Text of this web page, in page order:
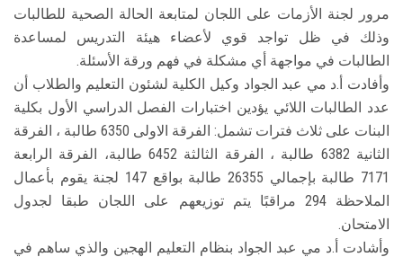
مرور لجنة الأزمات على اللجان لمتابعة الحالة الصحية للطالبات
وذلك في ظل تواجد قوي لأعضاء هيئة التدريس لمساعدة
الطالبات في مواجهة أي مشكلة في فهم ورقة الأسئلة.
وأفادت أ.د مي عبد الجواد وكيل الكلية لشئون التعليم والطلاب أن
عدد الطالبات اللائي يؤدين اختبارات الفصل الدراسي الأول بكلية
البنات على ثلاث فترات تشمل: الفرقة الاولى 6350 طالبة ، الفرقة
الثانية 6382 طالبة ، الفرقة الثالثة 6452 طالبة، الفرقة الرابعة
7171 طالبة بإجمالي 26355 طالبة بواقع 147 لجنة يقوم بأعمال
الملاحظة 294 مراقبًا يتم توزيعهم على اللجان طبقا لجدول
الامتحان.
وأشادت أ.د مي عبد الجواد بنظام التعليم الهجين والذي ساهم في